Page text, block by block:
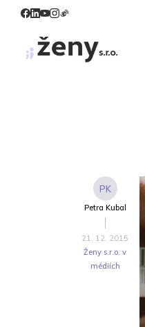
PK
Petra Kubal
21. 12. 2015
Ženy s.r.o. v
médiích